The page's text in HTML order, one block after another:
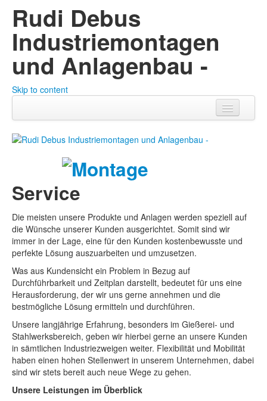
Rudi Debus
Industriemontagen
und Anlagenbau -
Skip to content

Service
Referenzen
Kontakt
Download
Service
Die meisten unsere Produkte und Anlagen werden speziell auf
die Wünsche unserer Kunden ausgerichtet. Somit sind wir
immer in der Lage, eine für den Kunden kostenbewusste und
perfekte Lösung auszuarbeiten und umzusetzen.
Was aus Kundensicht ein Problem in Bezug auf
Durchführbarkeit und Zeitplan darstellt, bedeutet für uns eine
Herausforderung, der wir uns gerne annehmen und die
bestmögliche Lösung ermitteln und durchführen.
Unsere langjährige Erfahrung, besonders im Gießerei- und
Stahlwerksbereich, geben wir hierbei gerne an unsere Kunden
in sämtlichen Industriezweigen weiter. Flexibilität und Mobilität
haben einen hohen Stellenwert in unserem Unternehmen, dabei
sind wir stets bereit auch neue Wege zu gehen.
Unsere Leistungen im Überblick